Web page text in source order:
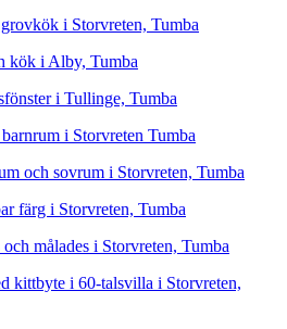
i Storvreten, Tumba
kök i Alby, Tumba
i Tullinge, Tumba
i Storvreten Tumba
och sovrum i Storvreten, Tumba
färg i Storvreten, Tumba
målades i Storvreten, Tumba
kittbyte i 60-talsvilla i Storvreten,